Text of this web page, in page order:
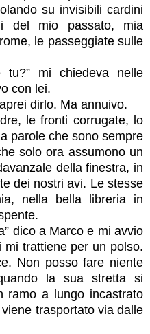
su invisibili cardini
del mio passato, mia
le passeggiate sulle
mi chiedeva nelle
con lei.
dirlo. Ma annuivo.
le fronti corrugate, lo
parole che sono sempre
solo ora assumono un
della finestra, in
dei nostri avi. Le stesse
nella bella libreria in
dico a Marco e mi avvio
trattiene per un polso.
Non posso fare niente
la sua stretta si
ramo a lungo incastrato
trasportato via dalle